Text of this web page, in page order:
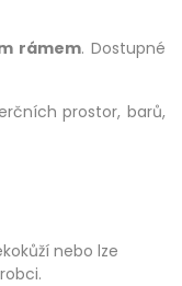
rámem. Dostupné
prostor, barů,
nebo lze